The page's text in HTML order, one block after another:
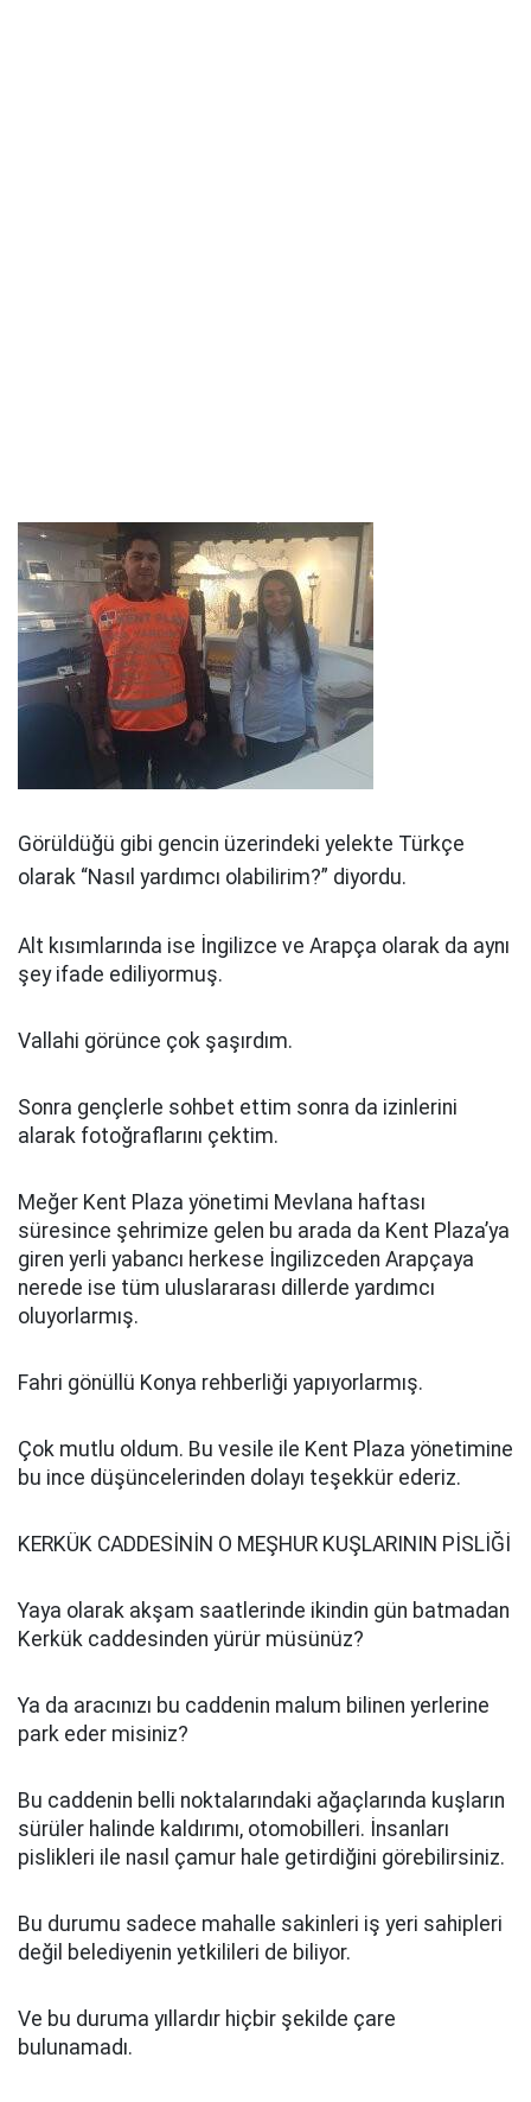
Görüldüğü gibi gencin üzerindeki yelekte Türkçe
olarak “Nasıl yardımcı olabilirim?” diyordu.
Alt kısımlarında ise İngilizce ve Arapça olarak da aynı
şey ifade ediliyormuş.
Vallahi görünce çok şaşırdım.
Sonra gençlerle sohbet ettim sonra da izinlerini
alarak fotoğraflarını çektim.
Meğer Kent Plaza yönetimi Mevlana haftası
süresince şehrimize gelen bu arada da Kent Plaza’ya
giren yerli yabancı herkese İngilizceden Arapçaya
nerede ise tüm uluslararası dillerde yardımcı
oluyorlarmış.
Fahri gönüllü Konya rehberliği yapıyorlarmış.
Çok mutlu oldum. Bu vesile ile Kent Plaza yönetimine
bu ince düşüncelerinden dolayı teşekkür ederiz.
KERKÜK CADDESİNİN O MEŞHUR KUŞLARININ PİSLİĞİ
Yaya olarak akşam saatlerinde ikindin gün batmadan
Kerkük caddesinden yürür müsünüz?
Ya da aracınızı bu caddenin malum bilinen yerlerine
park eder misiniz?
Bu caddenin belli noktalarındaki ağaçlarında kuşların
sürüler halinde kaldırımı, otomobilleri. İnsanları
pislikleri ile nasıl çamur hale getirdiğini görebilirsiniz.
Bu durumu sadece mahalle sakinleri iş yeri sahipleri
değil belediyenin yetkilileri de biliyor.
Ve bu duruma yıllardır hiçbir şekilde çare
bulunamadı.